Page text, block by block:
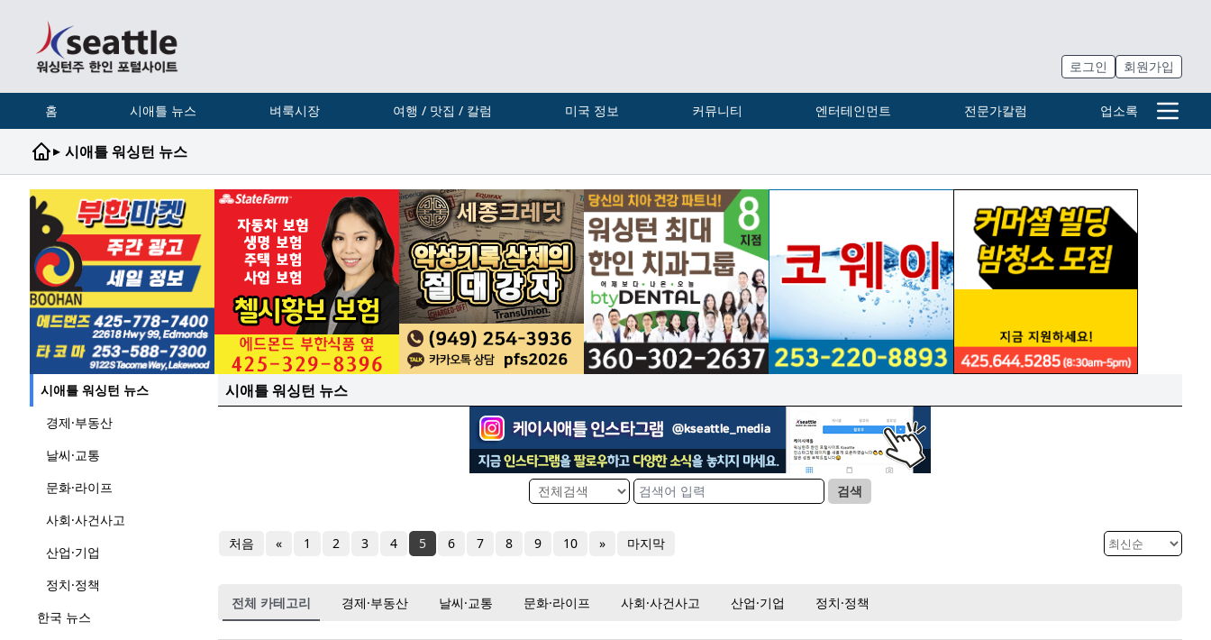
로그인 회원가입
홈 시애틀 뉴스 벼룩시장 여행 / 맛집 / 칼럼 미국 정보 커뮤니티 엔터테인먼트 전문가칼럼 업소록
▸ 시애틀 워싱턴 뉴스
시애틀 워싱턴 뉴스
경제·부동산
날씨·교통
문화·라이프
사회·사건사고
산업·기업
정치·정책
한국 뉴스
시애틀 워싱턴 뉴스
검색
처음 « 1 2 3 4 5 6 7 8 9 10 » 마지막
전체 카테고리 경제·부동산 날씨·교통 문화·라이프 사회·사건사고 산업·기업 정치·정책